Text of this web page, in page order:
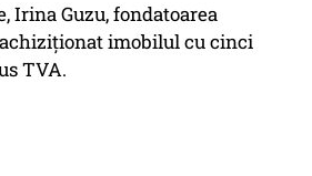
Irina Guzu, fondatoarea
imobilul cu cinci
TVA.